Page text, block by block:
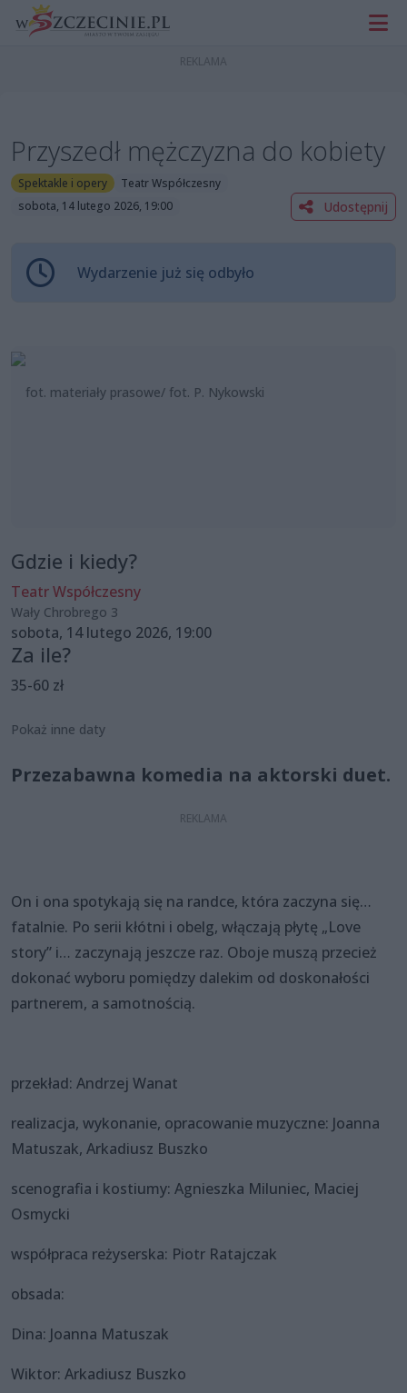
Przyszedł mężczyzna do kobiety
Spektakle i opery
Teatr Współczesny
sobota, 14 lutego 2026, 19:00
Udostępnij
Wydarzenie już się odbyło
fot. materiały prasowe/ fot. P. Nykowski
Gdzie i kiedy?
Teatr Współczesny
Wały Chrobrego 3
sobota, 14 lutego 2026, 19:00
Za ile?
35-60 zł
Pokaż inne daty
Przezabawna komedia na aktorski duet.
On i ona spotykają się na randce, która zaczyna się…
fatalnie. Po serii kłótni i obelg, włączają płytę „Love
story” i… zaczynają jeszcze raz. Oboje muszą przecież
dokonać wyboru pomiędzy dalekim od doskonałości
partnerem, a samotnością.
przekład: Andrzej Wanat
realizacja, wykonanie, opracowanie muzyczne: Joanna
Matuszak, Arkadiusz Buszko
scenografia i kostiumy: Agnieszka Miluniec, Maciej
Osmycki
współpraca reżyserska: Piotr Ratajczak
obsada:
Dina: Joanna Matuszak
Wiktor: Arkadiusz Buszko